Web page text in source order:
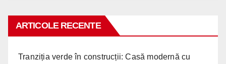
ARTICOLE RECENTE
Tranziția verde în construcții: Casă modernă cu